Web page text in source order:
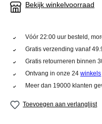
Bekijk winkelvoorraad
Vóór 22:00 uur besteld,
Gratis verzending vanaf
Gratis retourneren binnen
Ontvang in onze 24winkels
Meer dan 19000 klanten
Toevoegen aan verlanglijst